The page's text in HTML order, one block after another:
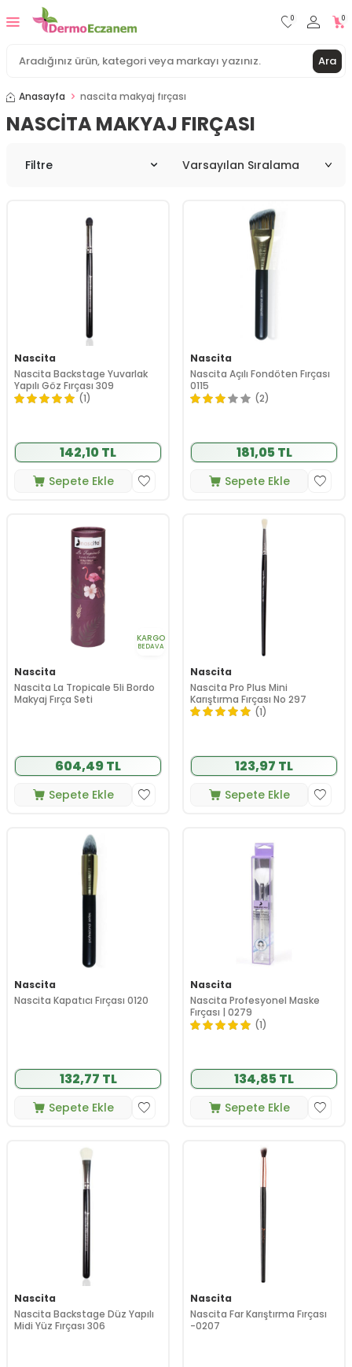
Ara
0 0
Anasayfa nascita makyaj fırçası
NASCITA MAKYAJ FIRÇASI
Filtre
Nascita
Nascita Backstage Yuvarlak
Yapılı Göz Fırçası 309
(1)
142,10 TL
Sepete Ekle
Nascita
Nascita Açılı Fondöten Fırçası
0115
(2)
181,05 TL
Sepete Ekle
KARGO
BEDAVA
Nascita
Nascita La Tropicale 5li Bordo
Makyaj Fırça Seti
604,49 TL
Sepete Ekle
Nascita
Nascita Pro Plus Mini
Karıştırma Fırçası No 297
(1)
123,97 TL
Sepete Ekle
Nascita
Nascita Kapatıcı Fırçası 0120
132,77 TL
Sepete Ekle
Nascita
Nascita Profesyonel Maske
Fırçası | 0279
(1)
134,85 TL
Sepete Ekle
Nascita
Nascita Backstage Düz Yapılı
Midi Yüz Fırçası 306
Nascita
Nascita Far Karıştırma Fırçası
-0207